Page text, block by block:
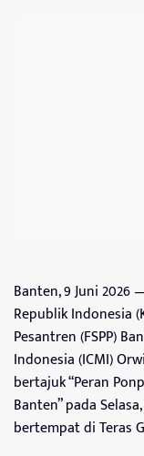
Banten, 9 Juni
Republik Indonesia
Pesantren (FSPP)
Indonesia (ICMI)
bertajuk “Peran
Banten” pada
bertempat di Teras